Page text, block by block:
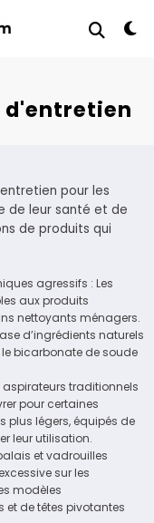
d'entretien
pour les
de leur santé et de
de produits qui
agressifs : Les
aux produits
nettoyants ménagers.
d’ingrédients naturels
bicarbonate de soude
aspirateurs traditionnels
pour certaines
plus légers, équipés de
leur utilisation.
et vadrouilles
sur les
modèles
et de têtes pivotantes